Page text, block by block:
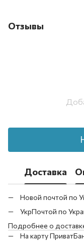
Отзывы
Доставка
Новой почтой по
УкрПочтой по
Подробнее о
На карту